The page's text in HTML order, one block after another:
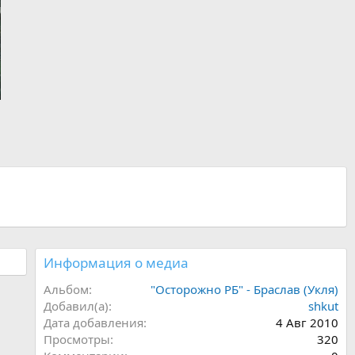
Информация о медиа
Альбом
"Осторожно РБ" - Браслав (Укля)
Добавил(а)
shkut
Дата добавления
4 Авг 2010
Просмотры
320